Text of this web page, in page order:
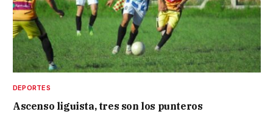
DEPORTES
Ascenso liguista, tres son los punteros